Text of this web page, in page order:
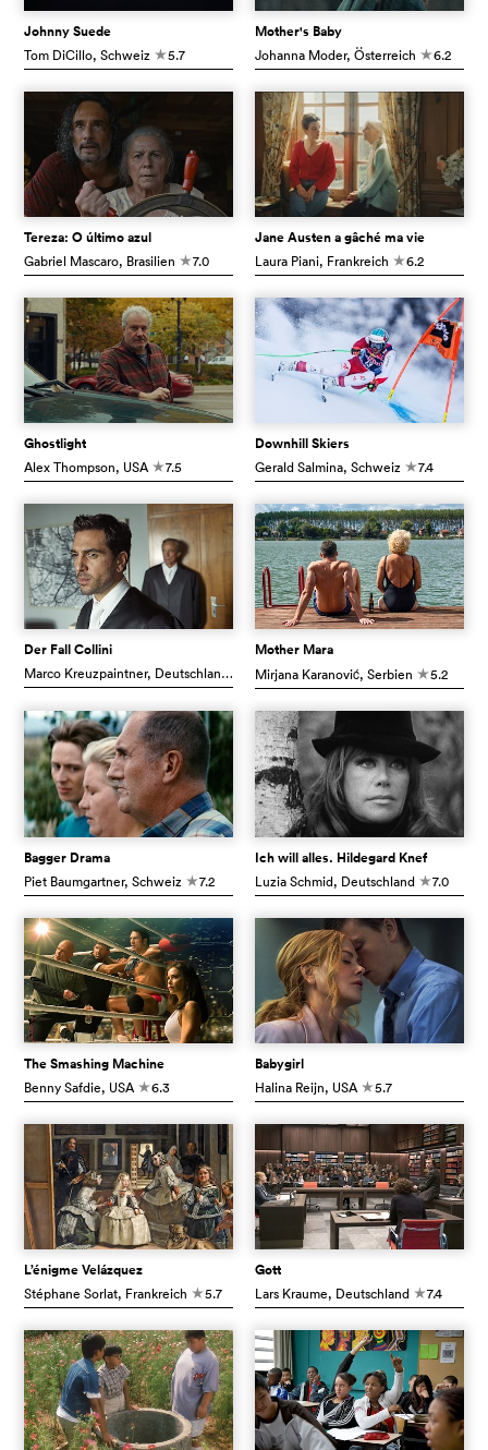
Johnny Suede
Tom DiCillo, Schweiz c5.7
Mother's Baby
Johanna Moder, Österreich c6.2
Tereza: O último azul
Gabriel Mascaro, Brasilien c7.0
Jane Austen a gâché ma vie
Laura Piani, Frankreich c6.2
Ghostlight
Alex Thompson, USA c7.5
Downhill Skiers
Gerald Salmina, Schweiz c7.4
Der Fall Collini
Marco Kreuzpaintner, Deutschland 7.3
Mother Mara
Mirjana Karanović, Serbien c5.2
Bagger Drama
Piet Baumgartner, Schweiz c7.2
Ich will alles. Hildegard Knef
Luzia Schmid, Deutschland c7.0
The Smashing Machine
Benny Safdie, USA c6.3
Babygirl
Halina Reijn, USA c5.7
L’énigme Velázquez
Stéphane Sorlat, Frankreich c5.7
Gott
Lars Kraume, Deutschland c7.4